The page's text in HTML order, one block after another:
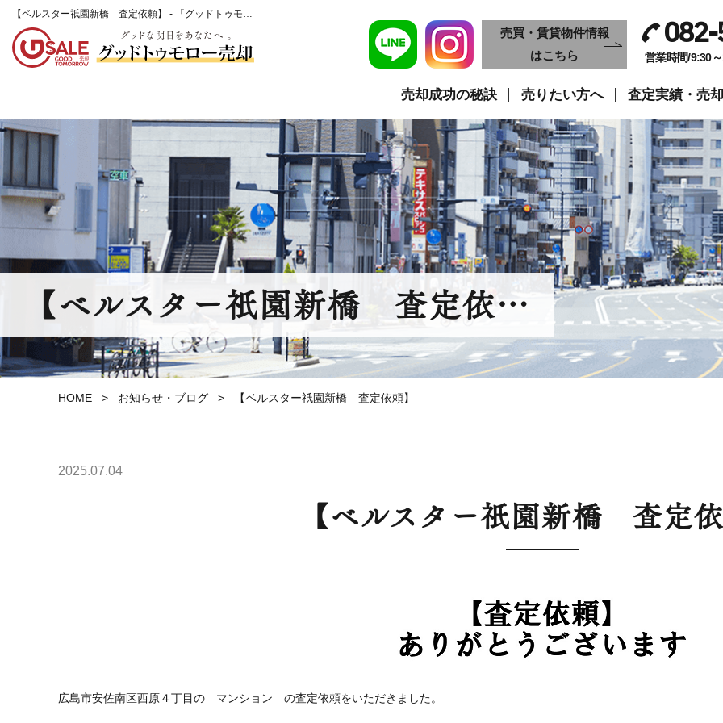
【ベルスター祇園新橋 査定依頼】 - 「グッドトゥモロー売却」からのお知らせ - 不動産売却・買取のご相談は広島市の不動産会社「グッドトゥモロー売却」
売却成功の秘訣 売りたい方へ 査定実績・売
売買・賃貸物件情報
はこちら
営業時間/9:30
【ベルスター祇園新橋 査定依…
HOME > お知らせ・ブログ > 【ベルスター祇園新橋 査定依頼】
2025.07.04
【ベルスター祇園新橋 査定
広島市安佐南区西原４丁目の マンション の査定依頼をいただきました。